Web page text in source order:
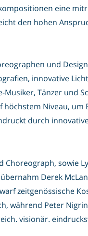
eine
den hohen
und
innovative
Tänzer und
Niveau,
durch
sowie
Derek
zeitgenössische
während Peter
visionär.